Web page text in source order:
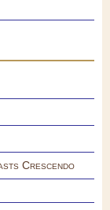
Crescendo